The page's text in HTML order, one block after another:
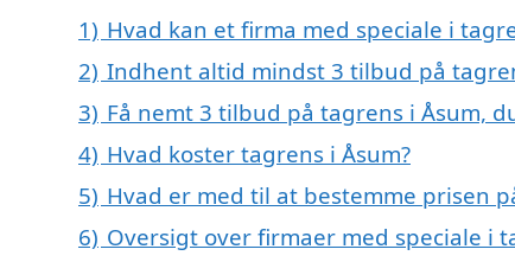
1) Hvad kan et firma med speciale i
2) Indhent altid mindst 3 tilbud på
3) Få nemt 3 tilbud på tagrens i Åsum,
4) Hvad koster tagrens i Åsum?
5) Hvad er med til at bestemme prisen
6) Oversigt over firmaer med speciale i